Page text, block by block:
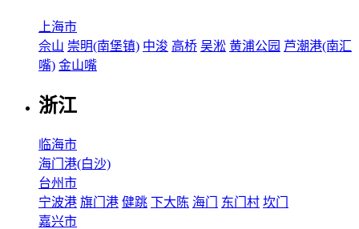
上海市
佘山 崇明(南堡镇) 中浚 高桥 吴淞 黄浦公园 芦潮港(南汇
嘴) 金山嘴
浙江
临海市
海门港(白沙)
台州市
宁波港 旗门港 健跳 下大陈 海门 东门村 坎门
嘉兴市